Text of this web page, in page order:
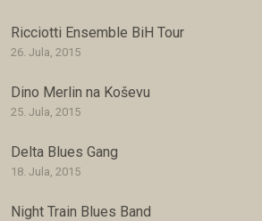
Ricciotti Ensemble BiH Tour
26. Jula, 2015
Dino Merlin na Koševu
25. Jula, 2015
Delta Blues Gang
18. Jula, 2015
Night Train Blues Band